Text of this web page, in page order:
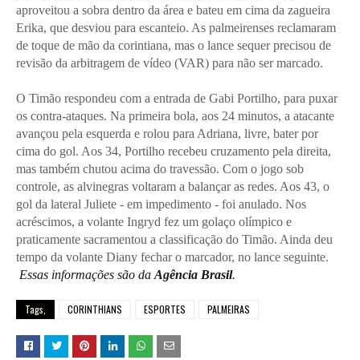
aproveitou a sobra dentro da área e bateu em cima da zagueira
Erika, que desviou para escanteio. As palmeirenses reclamaram
de toque de mão da corintiana, mas o lance sequer precisou de
revisão da arbitragem de vídeo (VAR) para não ser marcado.
O Timão respondeu com a entrada de Gabi Portilho, para puxar
os contra-ataques. Na primeira bola, aos 24 minutos, a atacante
avançou pela esquerda e rolou para Adriana, livre, bater por
cima do gol. Aos 34, Portilho recebeu cruzamento pela direita,
mas também chutou acima do travessão. Com o jogo sob
controle, as alvinegras voltaram a balançar as redes. Aos 43, o
gol da lateral Juliete - em impedimento - foi anulado. Nos
acréscimos, a volante Ingryd fez um golaço olímpico e
praticamente sacramentou a classificação do Timão. Ainda deu
tempo da volante Diany fechar o marcador, no lance seguinte.
Essas informações são da Agência Brasil.
Tags, CORINTHIANS ESPORTES PALMEIRAS